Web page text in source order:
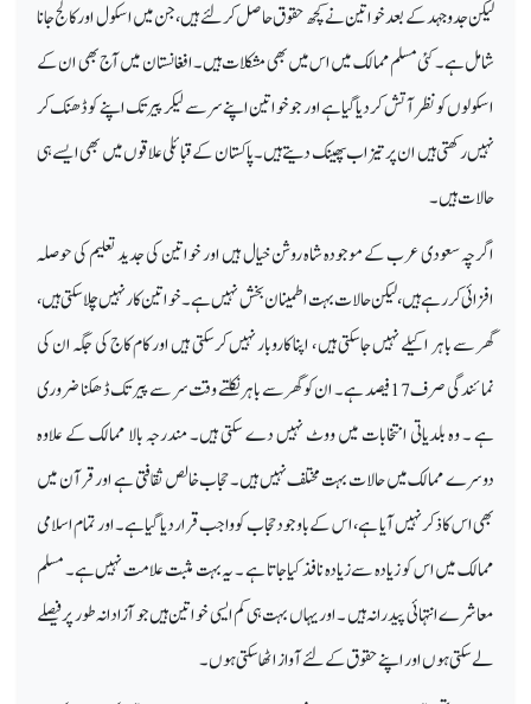
لیکن جدوجہد کے بعد خواتین نے کچھ حقوق حاصل کر لئے ہیں، جن میں اسکول اور کالج جانا
شامل ہے۔ کئی مسلم ممالک میں اس میں بھی مشکلات ہیں۔ افغانستان میں آج بھی ان کے
اسکولوں کو نظرآتش کردیا گیا ہے اور جو خواتین اپنے سر سے لیکر پیر تک اپنے کو ڈھنک کر
نہیں رکھتی ہیں ان پر تیزاب پھینک دیتے ہیں ۔ پاکستان کے قبائلی علاقوں میں بھی ایسے ہی
حالات ہیں۔
اگرچہ سعودی عرب کے موجودہ شاہ روشن خیال ہیں اور خواتین کی جدید تعلیم کی حوصلہ
افزائی کررہے ہیں ،لیکن حالات بہت اطمینان بخش نہیں ہے۔ خواتین کار نہیں چلاسکتی ہیں ،
گھر سے باہر اکیلے نہیں جاسکتی ہیں ، اپنا کاروبار نہیں کرسکتی ہیں اور کام کاج کی جگہ ان کی
نمائندگی صرف 17فیصد ہے ۔ ان کو گھر سے باہر نکلتے وقت سر سے پیر تک ڈھکنا ضروری
ہے ۔ وہ بلدیاتی انتخابات میں ووٹ نہیں دے سکتی ہیں۔ مندرجہ بالا ممالک کے علاوہ
دوسرے ممالک میں حالات بہت مختلف نہیں ہیں۔ حجاب خالص ثقافتی ہے اور قرآن میں
بھی اس کا ذکر نہیں آیا ہے ، اس کے باوجود حجاب کو واجب قرار دیا گیا ہے۔ اور تمام اسلامی
ممالک میں اس کو زیادہ سے زیادہ نافذ کیا جاتا ہے ۔ یہ بہت مثبت علامت نہیں ہے۔ مسلم
معاشرے انتہائی پیدرا نہ ہیں ۔ او ریہاں بہت ہی کم ایسی خواتین ہیں جو آزادانہ طو ر پر فیصلے
لے سکتی ہوں اور اپنے حقوق کے لئےآواز اٹھا سکتی ہوں۔